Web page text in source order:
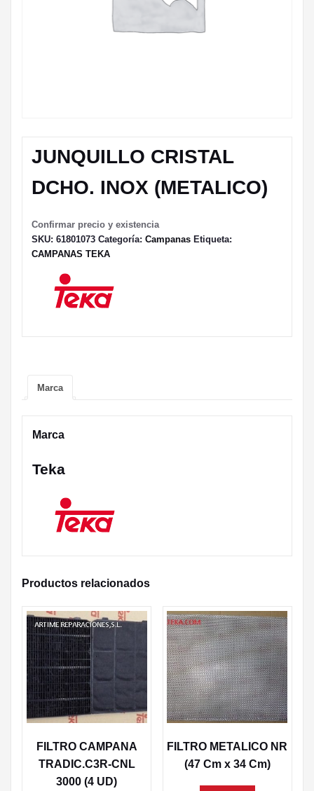
JUNQUILLO CRISTAL
DCHO. INOX (METALICO)
Confirmar precio y existencia
SKU: 61801073 Categoría: Campanas Etiqueta:
CAMPANAS TEKA
Marca
Marca
Teka
Productos relacionados
FILTRO CAMPANA
TRADIC.C3R-CNL
3000 (4 UD)
FILTRO METALICO NR
(47 Cm x 34 Cm)